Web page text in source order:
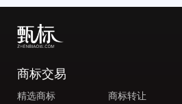
商标交易
精选商标 商标转让